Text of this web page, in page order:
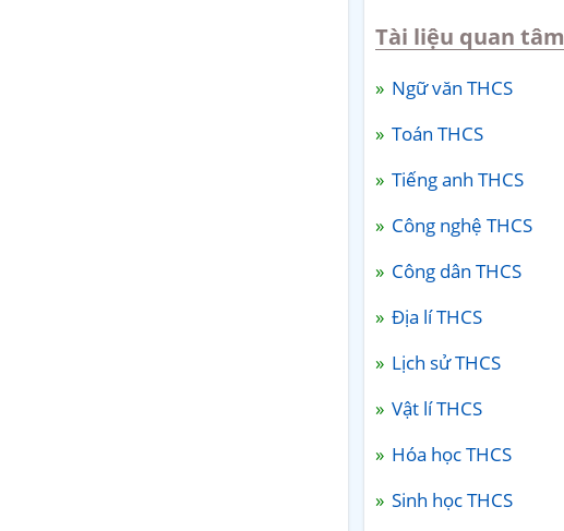
Tài liệu quan tâm
Ngữ văn THCS
Toán THCS
Tiếng anh THCS
Công nghệ THCS
Công dân THCS
Địa lí THCS
Lịch sử THCS
Vật lí THCS
Hóa học THCS
Sinh học THCS